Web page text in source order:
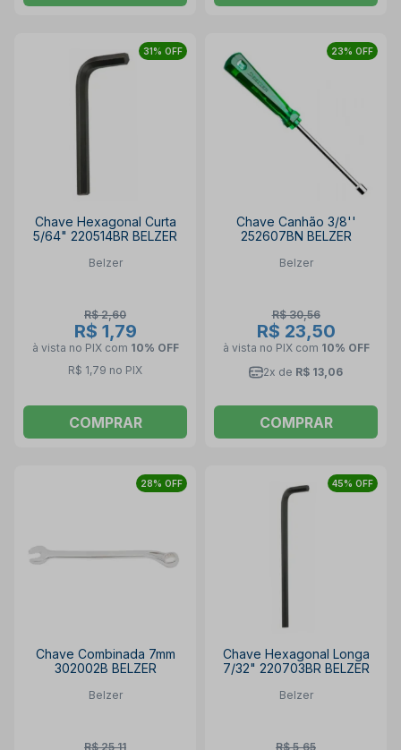
31% OFF
Chave Hexagonal Curta
5/64" 220514BR BELZER
Belzer
R$ 2,60
R$ 1,79
à vista no PIX com 10% OFF
R$ 1,79 no PIX
COMPRAR
23% OFF
Chave Canhão 3/8''
252607BN BELZER
Belzer
R$ 30,56
R$ 23,50
à vista no PIX com 10% OFF
2x de R$ 13,06
COMPRAR
28% OFF
Chave Combinada 7mm
302002B BELZER
Belzer
R$ 25,11
45% OFF
Chave Hexagonal Longa
7/32" 220703BR BELZER
Belzer
R$ 5,65